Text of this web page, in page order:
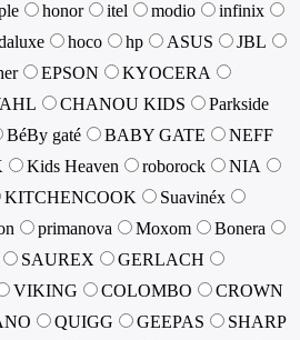
honor itel modio
infinix
hoco hp ASUS
JBL
EPSON
KYOCERA
CHANOU KIDS
Parkside
BéBy gaté BABY GATE
NEFF
Kids Heaven roborock
NIA
KITCHENCOOK
Suavinéx
primanova Moxom
Bonera
SAUREX
GERLACH
VIKING COLOMBO
CROWN
QUIGG GEEPAS
SHARP